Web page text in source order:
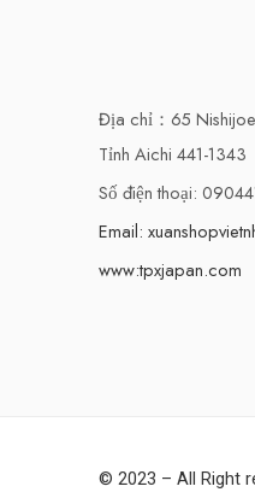
Địa chỉ：65
Tỉnh Aichi 441-1343
Số điện thoại:
Email:
www:tpxjapan.com
© 2023 – All Right